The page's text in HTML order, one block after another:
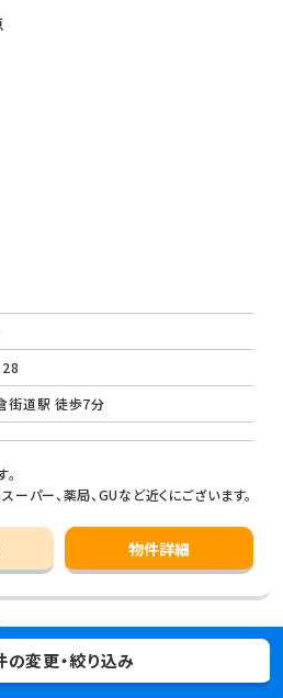
街道駅 徒歩7分
ーパー、薬局、GUなど近くにございます。
物件詳細
2 3 4
5
変更・絞り込み